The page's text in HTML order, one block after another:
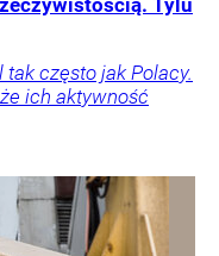
często jak Polacy.
ich aktywność